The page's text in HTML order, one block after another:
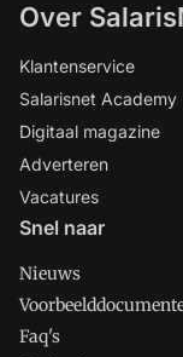
Over
Klantenservice
Salarisnet Academy
Digitaal magazine
Adverteren
Vacatures
Snel naar
Nieuws
Faq's